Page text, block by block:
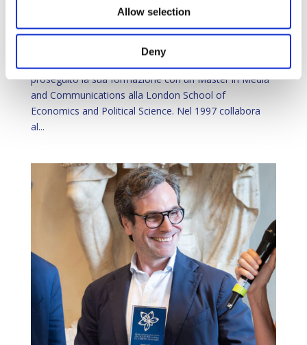
Allow selection
Deny
ANNALISA BRUCHI
Veronica Scimone|Giu 30, 2025|
Giornalista e conduttrice televisiva Rai 3 Profilo :
proseguito la sua formazione con un Master in Media
and Communications alla London School of
Economics and Political Science. Nel 1997 collabora
al...